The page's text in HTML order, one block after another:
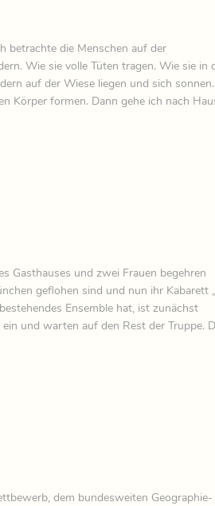
betrachte die Menschen auf der
Wie sie volle Tüten tragen. Wie sie in
auf der Wiese liegen und sich sonnen.
Körper formen. Dann gehe ich nach
Gasthauses und zwei Frauen begehren
geflohen sind und nun ihr Kabarett
Ensemble hat, ist zunächst
und warten auf den Rest der Truppe.
dem bundesweiten Geographie-